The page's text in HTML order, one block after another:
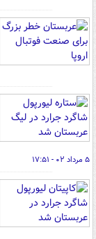
۵ مرداد ۰۲ - ۱۷:۵۱